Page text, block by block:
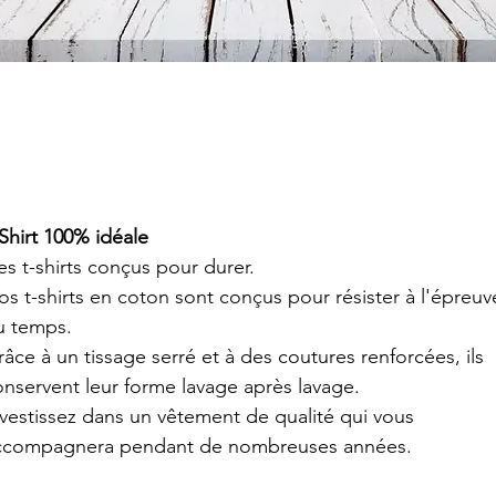
100% idéale
t-shirts conçus pour durer.
t-shirts en coton sont conçus pour résister à
temps.
à un tissage serré et à des coutures renforcées, ils
leur forme lavage après lavage.
dans un vêtement de qualité qui vous
pendant de nombreuses années.